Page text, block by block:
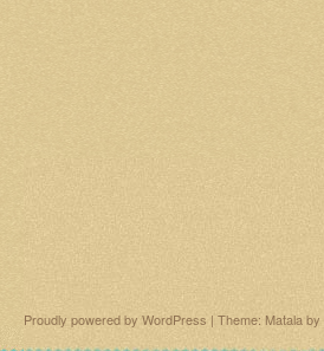
Proudly powered by WordPress | Theme: Matala by